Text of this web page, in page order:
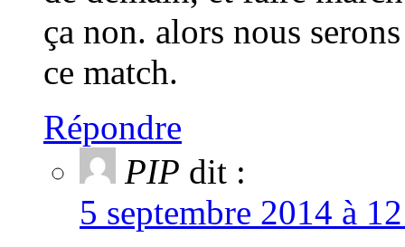
ça non. alors nous
ce match.
Répondre
PIP dit :
5 septembre 2014 à